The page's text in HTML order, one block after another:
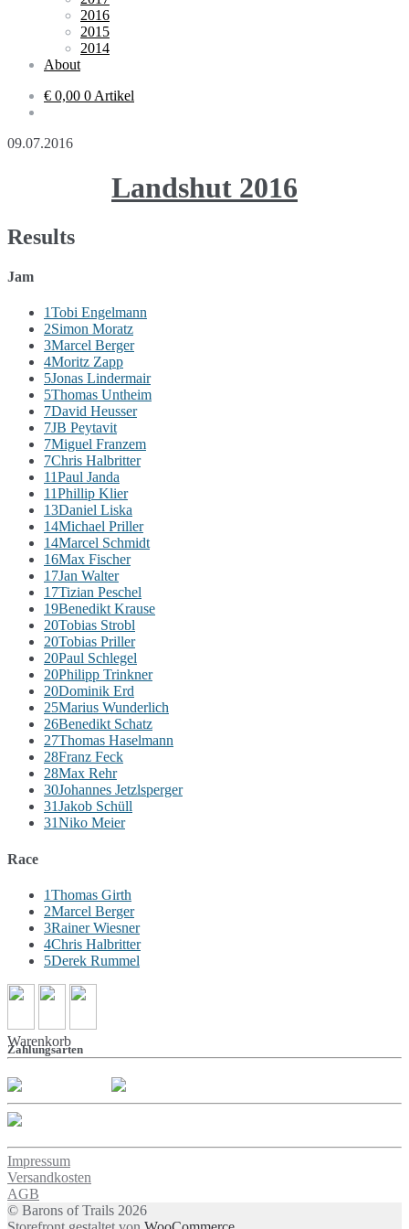
2016
2015
2014
About
€ 0,00 0 Artikel
09.07.2016
Landshut 2016
Results
Jam
1Tobi Engelmann
2Simon Moratz
3Marcel Berger
4Moritz Zapp
5Jonas Lindermair
5Thomas Untheim
7David Heusser
7JB Peytavit
7Miguel Franzem
7Chris Halbritter
11Paul Janda
11Phillip Klier
13Daniel Liska
14Michael Priller
14Marcel Schmidt
16Max Fischer
17Jan Walter
17Tizian Peschel
19Benedikt Krause
20Tobias Strobl
20Tobias Priller
20Paul Schlegel
20Philipp Trinkner
20Dominik Erd
25Marius Wunderlich
26Benedikt Schatz
27Thomas Haselmann
28Franz Feck
28Max Rehr
30Johannes Jetzlsperger
31Jakob Schüll
31Niko Meier
Race
1Thomas Girth
2Marcel Berger
3Rainer Wiesner
4Chris Halbritter
5Derek Rummel
Warenkorb
Zahlungsarten
Impressum
Versandkosten
AGB
© Barons of Trails 2026